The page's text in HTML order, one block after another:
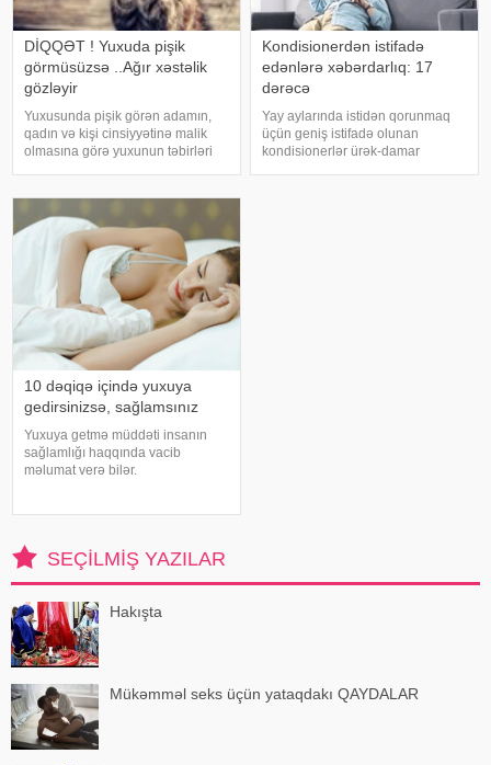
DİQQƏT ! Yuxuda pişik
görmüsüzsə ..Ağır xəstəlik
gözləyir
Yuxusunda pişik görən adamın,
qadın və kişi cinsiyyətinə malik
olmasına görə yuxunun təbirləri
sahib olduğu, ətrafındak
Kondisionerdən istifadə
edənlərə xəbərdarlıq: 17
dərəcə
Yay aylarında istidən qorunmaq
üçün geniş istifadə olunan
kondisionerlər ürək-damar
10 dəqiqə içində yuxuya
gedirsinizsə, sağlamsınız
Yuxuya getmə müddəti insanın
sağlamlığı haqqında vacib
məlumat verə bilər.
sözlərinə görə
SEÇILMIŞ YAZILAR
Hakışta
Mükəmməl seks üçün yataqdakı QAYDALAR